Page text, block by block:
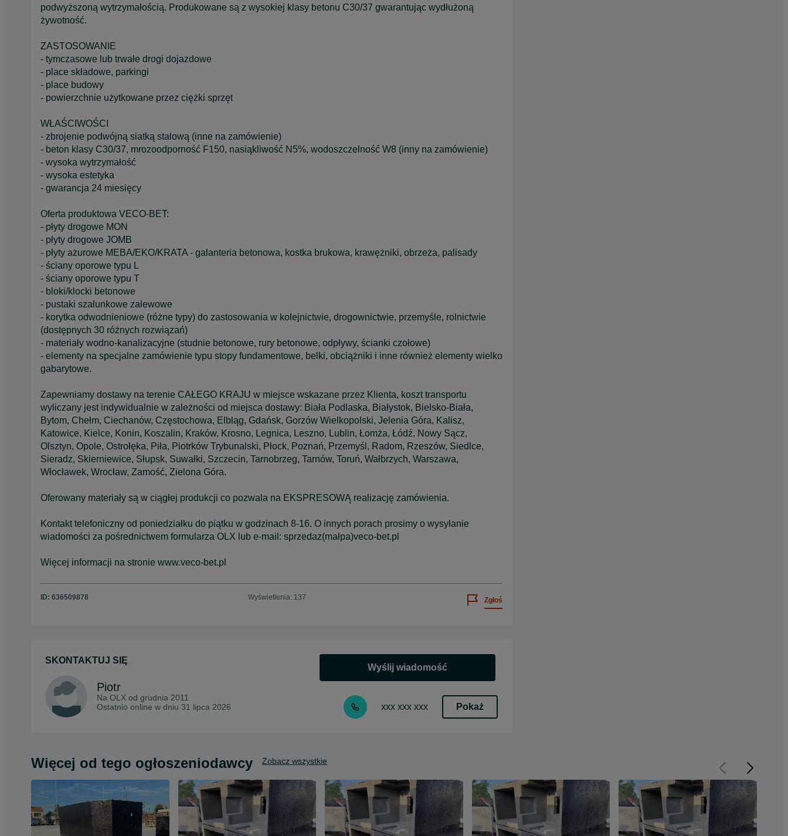
podwyższoną wytrzymałością. Produkowane są z wysokiej klasy betonu C30/37 gwarantując wydłużoną
żywotność.
ZASTOSOWANIE
- tymczasowe lub trwałe drogi dojazdowe
- place składowe, parkingi
- place budowy
- powierzchnie użytkowane przez ciężki sprzęt
WŁAŚCIWOŚCI
- zbrojenie podwójną siatką stalową (inne na zamówienie)
- beton klasy C30/37, mrozoodporność F150, nasiąkliwość N5%, wodoszczelność W8 (inny na zamówienie)
- wysoka wytrzymałość
- wysoka estetyka
- gwarancja 24 miesięcy
Oferta produktowa VECO-BET:
- płyty drogowe MON
- płyty drogowe JOMB
- płyty ażurowe MEBA/EKO/KRATA - galanteria betonowa, kostka brukowa, krawężniki, obrzeża, palisady
- ściany oporowe typu L
- ściany oporowe typu T
- bloki/klocki betonowe
- pustaki szalunkowe zalewowe
- korytka odwodnieniowe (różne typy) do zastosowania w kolejnictwie, drogownictwie, przemyśle, rolnictwie
(dostępnych 30 różnych rozwiązań)
- materiały wodno-kanalizacyjne (studnie betonowe, rury betonowe, odpływy, ścianki czołowe)
- elementy na specjalne zamówienie typu stopy fundamentowe, belki, obciążniki i inne również elementy wielko
gabarytowe.
Zapewniamy dostawy na terenie CAŁEGO KRAJU w miejsce wskazane przez Klienta, koszt transportu
wyliczany jest indywidualnie w zależności od miejsca dostawy: Biała Podlaska, Białystok, Bielsko-Biała,
Bytom, Chełm, Ciechanów, Częstochowa, Elbląg, Gdańsk, Gorzów Wielkopolski, Jelenia Góra, Kalisz,
Katowice, Kielce, Konin, Koszalin, Kraków, Krosno, Legnica, Leszno, Lublin, Łomża, Łódź, Nowy Sącz,
Olsztyn, Opole, Ostrołęka, Piła, Piotrków Trybunalski, Płock, Poznań, Przemyśl, Radom, Rzeszów, Siedlce,
Sieradz, Skierniewice, Słupsk, Suwałki, Szczecin, Tarnobrzeg, Tarnów, Toruń, Wałbrzych, Warszawa,
Włocławek, Wrocław, Zamość, Zielona Góra.
Oferowany materiały są w ciągłej produkcji co pozwala na EKSPRESOWĄ realizację zamówienia.
Kontakt telefoniczny od poniedziałku do piątku w godzinach 8-16. O innych porach prosimy o wysyłanie
wiadomości za pośrednictwem formularza OLX lub e-mail: sprzedaz(małpa)veco-bet.pl
Więcej informacji na stronie www.veco-bet.pl
ID: 636509878 Wyświetlenia: 137 Zgłoś
SKONTAKTUJ SIĘ
Piotr
Na OLX od grudnia 2011
Ostatnio online w dniu 31 lipca 2026
Wyślij wiadomość
xxx xxx xxx Pokaż
Więcej od tego ogłoszeniodawcy Zobacz wszystkie